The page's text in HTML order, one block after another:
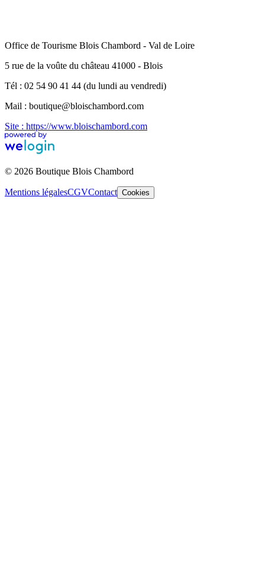
Office de Tourisme Blois Chambord - Val de Loire
5 rue de la voûte du château 41000 - Blois
Tél : 02 54 90 41 44 (du lundi au vendredi)
Mail : boutique@bloischambord.com
Site : https://www.bloischambord.com
© 2026 Boutique Blois Chambord
Mentions légalesCGVContact Cookies